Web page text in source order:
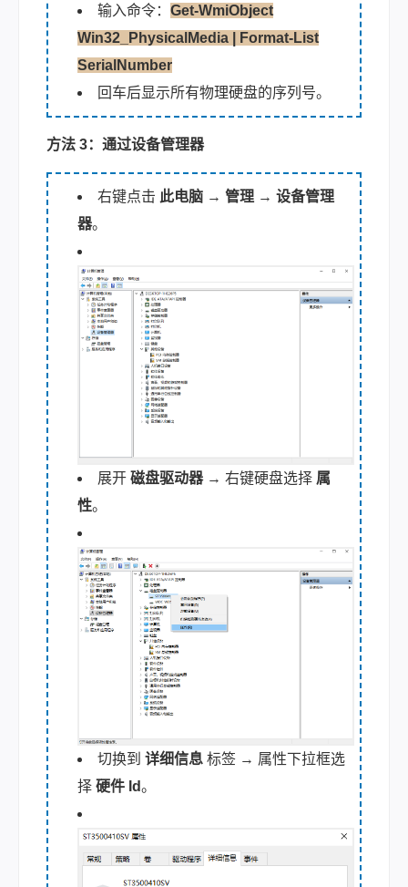
输入命令： Get-WmiObject
Win32_PhysicalMedia | Format-List
SerialNumber
回车后显示所有物理硬盘的序列号。
方法 3：通过设备管理器
右键点击 此电脑 → 管理 → 设备管理
器。
展开 磁盘驱动器→ 右键硬盘选择 属
性。
切换到 详细信息 标签 → 属性下拉框选
择 硬件 Id。